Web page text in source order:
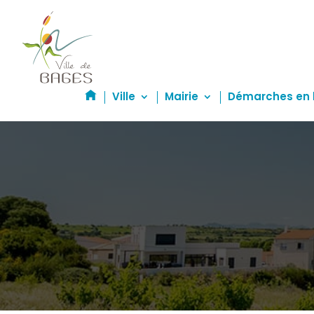
content
Ville Mairie Démarches en